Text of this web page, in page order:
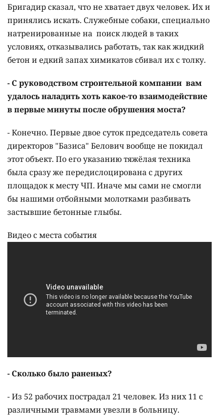
Бригадир сказал, что не хватает двух человек. Их и
принялись искать. Служебные собаки, специально
натренированные на поиск людей в таких
условиях, отказывались работать, так как жидкий
бетон и едкий запах химикатов сбивал их с толку.
- С руководством строительной компании вам
удалось наладить хоть какое-то взаимодействие
в первые минуты после обрушения моста?
- Конечно. Первые двое суток председатель совета
директоров "Базиса" Белович вообще не покидал
этот объект. По его указанию тяжёлая техника
была сразу же передислоцирована с других
площадок к месту ЧП. Иначе мы сами не смогли
бы нашими отбойными молотками разбивать
застывшие бетонные глыбы.
Видео с места события
- Сколько было раненых?
- Из 52 рабочих пострадал 21 человек. Из них 11 с
различными травмами увезли в больницу.